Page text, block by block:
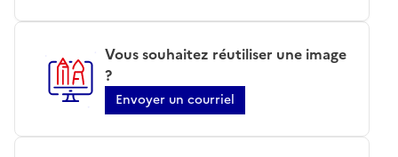
Vous souhaitez réutiliser une image
?
Envoyer un courriel